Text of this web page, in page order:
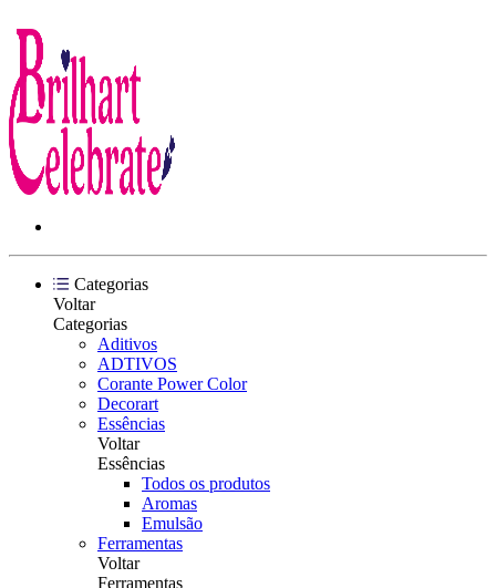
Categorias
Voltar
Categorias
Aditivos
ADTIVOS
Corante Power Color
Decorart
Essências
Voltar
Essências
Todos os produtos
Aromas
Emulsão
Ferramentas
Voltar
Ferramentas